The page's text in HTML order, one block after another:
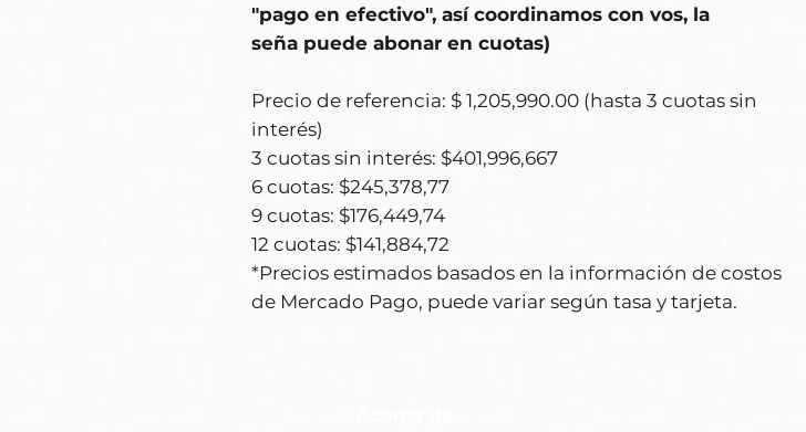
"pago en efectivo", así coordinamos con vos, la
seña puede abonar en cuotas)
Precio de referencia: $ 1,205,990.00 (hasta 3 cuotas sin
interés)
3 cuotas sin interés: $401,996,667
6 cuotas: $245,378,77
9 cuotas: $176,449,74
12 cuotas: $141,884,72
*Precios estimados basados en la información de costos
de Mercado Pago, puede variar según tasa y tarjeta.